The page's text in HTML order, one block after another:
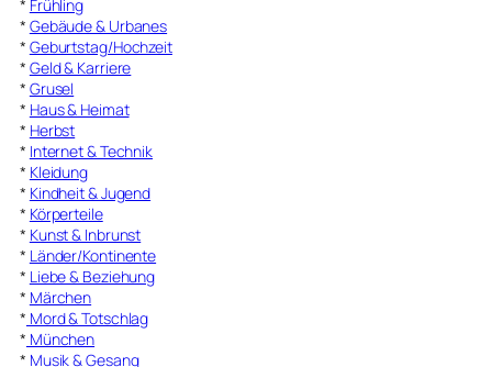
* Frühling
* Gebäude & Urbanes
* Geburtstag/Hochzeit
* Geld & Karriere
* Grusel
* Haus & Heimat
* Herbst
* Internet & Technik
* Kleidung
* Kindheit & Jugend
* Körperteile
* Kunst & Inbrunst
* Länder/Kontinente
* Liebe & Beziehung
* Märchen
* Mord & Totschlag
* München
* Musik & Gesang